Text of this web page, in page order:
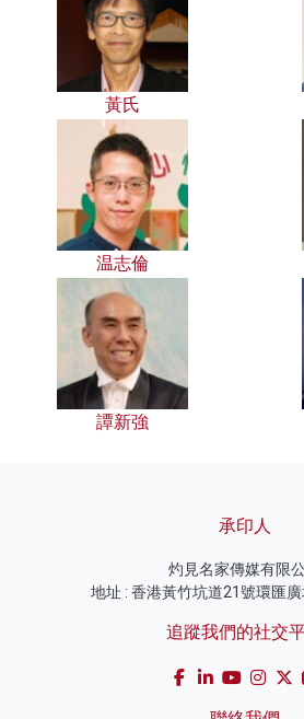
黃氏
温志倫
譚新強
承印人
灼見名家傳媒有限
地址 : 香港黃竹坑道21號環匯
追蹤我們的社交